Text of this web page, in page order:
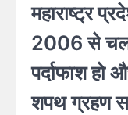
महाराष्ट्र
2006 से चल
पर्दाफाश हो
शपथ ग्रहण